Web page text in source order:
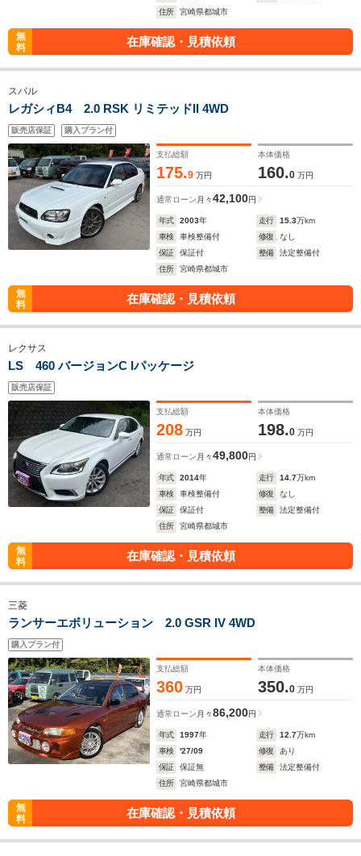
住所
宮崎県都城市
無
料
在庫確認・見積依頼
スバル
レガシィB4 2.0 RSK リミテッドII 4WD
販売店保証 購入プラン付
支払総額
175.9 万円
本体価格
160.0 万円
通常ローン 月々42,100円
年式 2003年 走行 15.3万km
車検
車検整備付 修復
なし
保証
保証付 整備
法定整備付
住所
宮崎県都城市
無
料
在庫確認・見積依頼
レクサス
LS 460 バージョンC Iパッケージ
販売店保証
支払総額
208 万円
本体価格
198.0 万円
通常ローン 月々49,800円
年式 2014年 走行 14.7万km
車検
車検整備付 修復
なし
保証
保証付 整備
法定整備付
住所
宮崎県都城市
無
料
在庫確認・見積依頼
三菱
ランサーエボリューション 2.0 GSR IV 4WD
購入プラン付
支払総額
360 万円
本体価格
350.0 万円
通常ローン 月々86,200円
年式 1997年 走行 12.7万km
車検
'27/09 修復
あり
保証
保証無 整備
法定整備付
住所
宮崎県都城市
無
料
在庫確認・見積依頼